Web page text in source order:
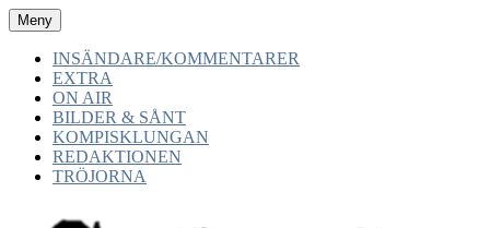
Hoppa
till
innehåll
CYKELRADION.SE
-av cyklister -för cyklister -med cyklister
Meny
INSÄNDARE/KOMMENTARER
EXTRA
ON AIR
BILDER & SÅNT
KOMPISKLUNGAN
REDAKTIONEN
TRÖJORNA